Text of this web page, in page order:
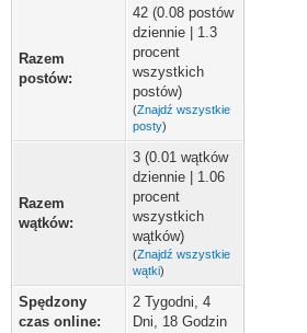
Razem
postów:
42 (0.08 postów
dziennie | 1.3
procent
wszystkich
postów)
(Znajdź wszystkie
posty)
Razem
wątków:
3 (0.01 wątków
dziennie | 1.06
procent
wszystkich
wątków)
(Znajdź wszystkie
wątki)
Spędzony
czas online:
2 Tygodni, 4
Dni, 18 Godzin